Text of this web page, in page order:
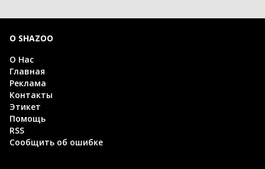
О SHAZOO
О Нас
Главная
Реклама
Контакты
Этикет
Помощь
RSS
Сообщить об ошибке